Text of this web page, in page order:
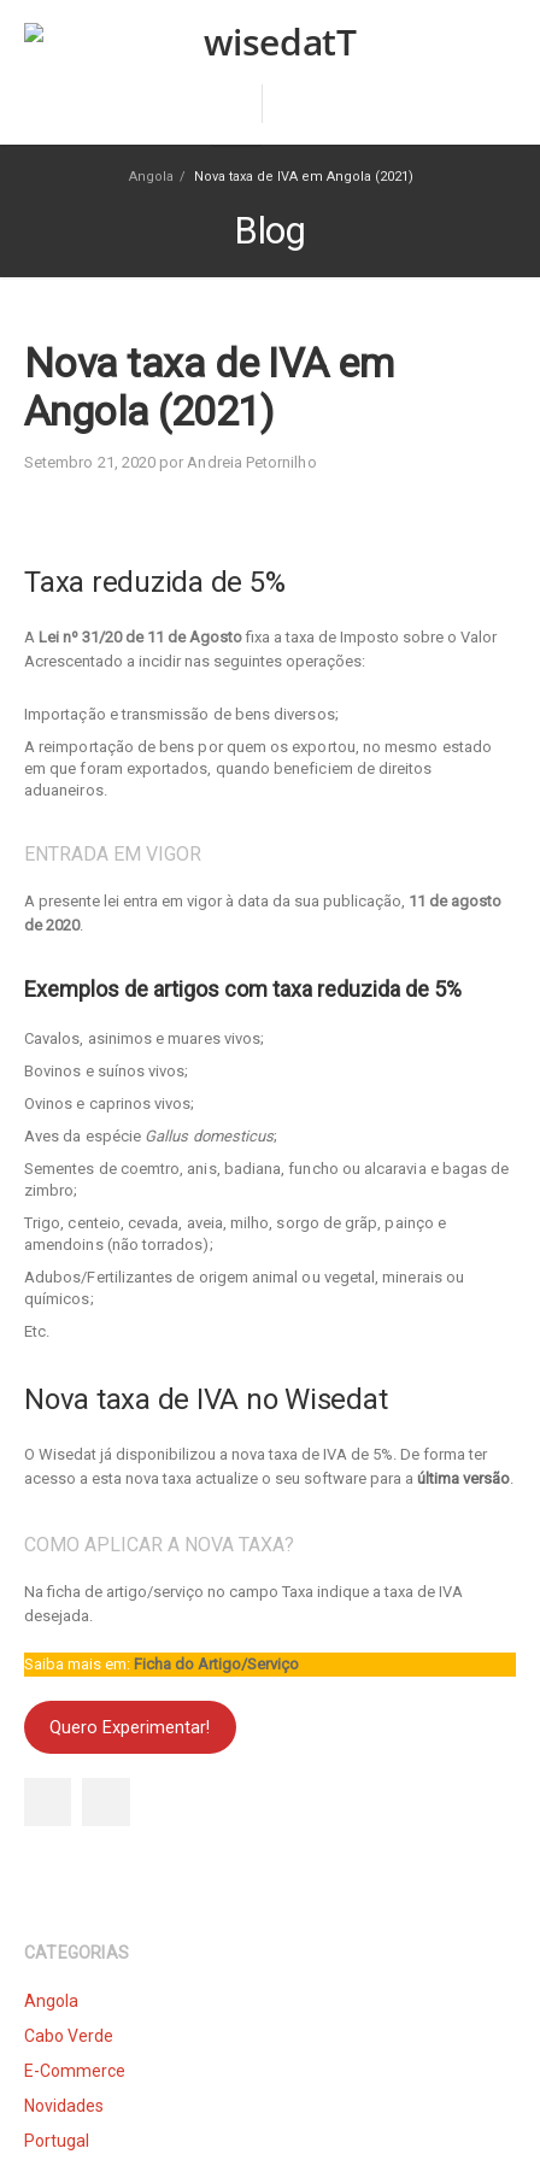
Angola / Nova taxa de IVA em Angola (2021)
Blog
Nova taxa de IVA em
Angola (2021)
Setembro 21, 2020 por Andreia Petornilho
Taxa reduzida de 5%
A Lei nº 31/20 de 11 de Agostofixa a taxa de Imposto sobre o Valor
Acrescentado a incidir nas seguintes operações:
Importação e transmissão de bens diversos;
A reimportação de bens por quem os exportou, no mesmo estado
em que foram exportados, quando beneficiem de direitos
aduaneiros.
ENTRADA EM VIGOR
A presente lei entra em vigor à data da sua publicação, 11 de agosto
de 2020.
Exemplos de artigos com taxa reduzida de 5%
Cavalos, asinimos e muares vivos;
Bovinos e suínos vivos;
Ovinos e caprinos vivos;
Aves da espécie Gallus domesticus;
Sementes de coemtro, anis, badiana, funcho ou alcaravia e bagas de
zimbro;
Trigo, centeio, cevada, aveia, milho, sorgo de grãp, painço e
amendoins (não torrados);
Adubos/Fertilizantes de origem animal ou vegetal, minerais ou
químicos;
Etc.
Nova taxa de IVA no Wisedat
O Wisedat já disponibilizou a nova taxa de IVA de 5%. De forma ter
acesso a esta nova taxa actualize o seu software para a última versão.
COMO APLICAR A NOVA TAXA?
Na ficha de artigo/serviço no campo Taxa indique a taxa de IVA
desejada.
Saiba mais em: Ficha do Artigo/Serviço
Quero Experimentar!
CATEGORIAS
Angola
Cabo Verde
E-Commerce
Novidades
Portugal